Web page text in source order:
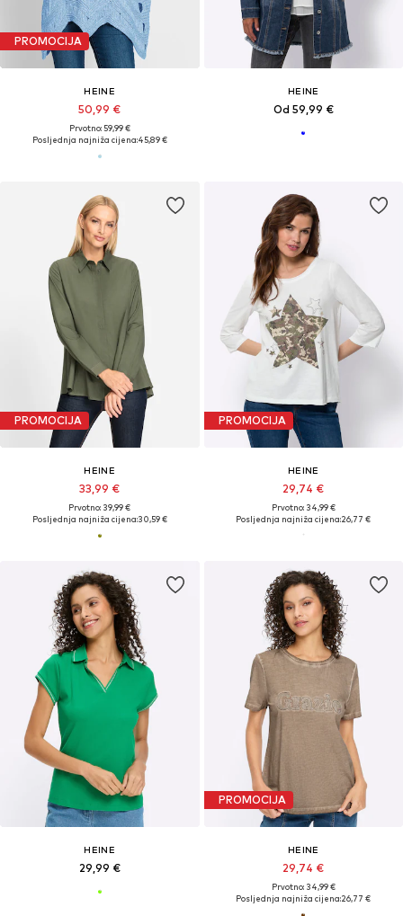
PROMOCIJA
HEINE
50,99 €
Prvotno: 59,99 €
Posljednja najniža cijena:45,89 €
HEINE
Od 59,99 €
PROMOCIJA
HEINE
33,99 €
Prvotno: 39,99 €
Posljednja najniža cijena:30,59 €
PROMOCIJA
HEINE
29,74 €
Prvotno: 34,99 €
Posljednja najniža cijena:26,77 €
HEINE
29,99 €
PROMOCIJA
HEINE
29,74 €
Prvotno: 34,99 €
Posljednja najniža cijena:26,77 €